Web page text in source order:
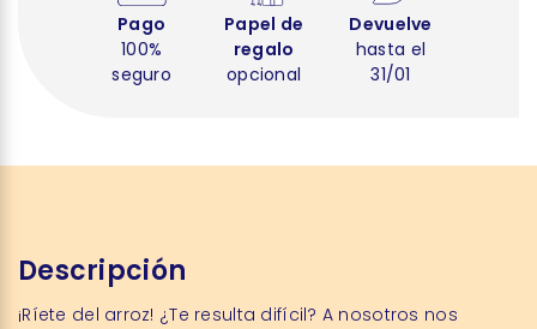
Pago
100%
seguro
Papel de
regalo
opcional
Devuelve
hasta el
31/01
Descripción
¡Ríete del arroz! ¿Te resulta difícil? A nosotros nos